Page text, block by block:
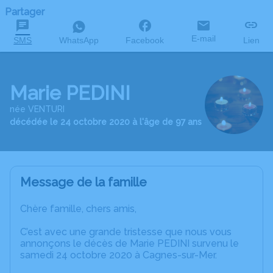
Partager
SMS WhatsApp Facebook E-mail Lien
Marie PEDINI
née VENTURI
décédée le 24 octobre 2020 à l'âge de 97 ans
Message de la famille
Chère famille, chers amis,
C’est avec une grande tristesse que nous vous
annonçons le décès de Marie PEDINI survenu le
samedi 24 octobre 2020 à Cagnes-sur-Mer.